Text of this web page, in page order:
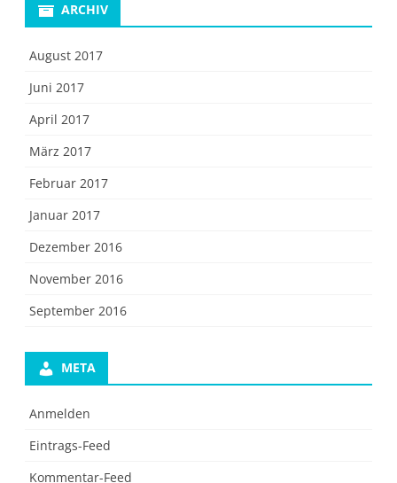
ARCHIV
August 2017
Juni 2017
April 2017
März 2017
Februar 2017
Januar 2017
Dezember 2016
November 2016
September 2016
META
Anmelden
Eintrags-Feed
Kommentar-Feed